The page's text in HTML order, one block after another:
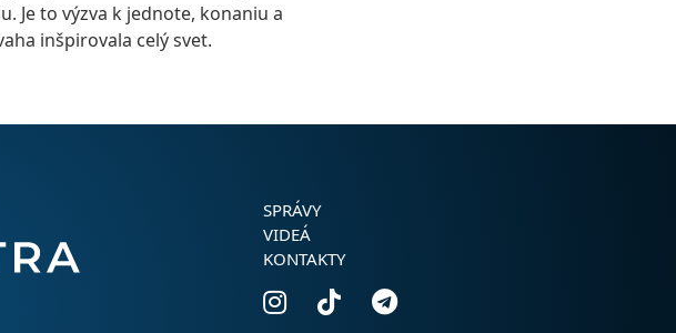
Je to výzva k jednote, konaniu a
inšpirovala celý svet.
SPRÁVY
VIDEÁ
KONTAKTY